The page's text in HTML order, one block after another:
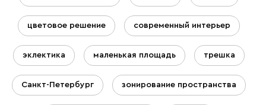
цветовое решение современный интерьер
эклектика маленькая площадь трешка
Санкт-Петербург зонирование пространства